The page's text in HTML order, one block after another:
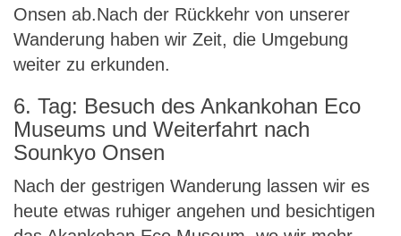
Onsen ab.Nach der Rückkehr von unserer
Wanderung haben wir Zeit, die Umgebung
weiter zu erkunden.
6. Tag: Besuch des Ankankohan Eco
Museums und Weiterfahrt nach
Sounkyo Onsen
Nach der gestrigen Wanderung lassen wir es
heute etwas ruhiger angehen und besichtigen